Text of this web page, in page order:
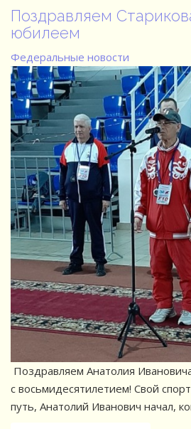
Поздравляем
юбилеем
Федеральные новости
Поздравляем Анатолия
с восьмидесятилетием! Свой
путь, Анатолий Иванович начал,